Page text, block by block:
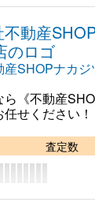
産SHOPナカ
《不動産
せください！
査定数